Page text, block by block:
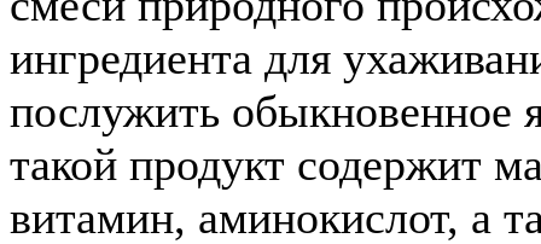
ингредиента для
послужить обыкновенное
такой продукт содержит
витамин, аминокислот, а